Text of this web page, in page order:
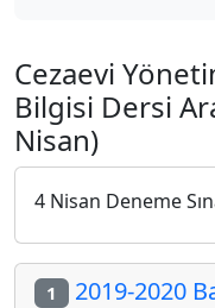
Cezaevi
Bilgisi Dersi
Nisan)
4 Nisan Deneme
1 2019-2020